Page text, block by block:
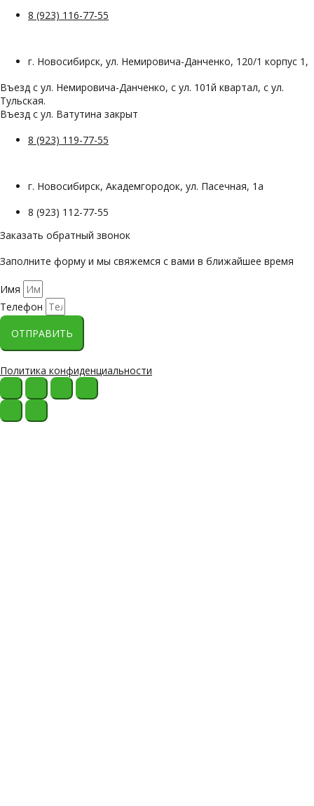
8 (923) 116-77-55
г. Новосибирск, ул. Немировича-Данченко, 120/1 корпус 1,
Въезд с ул. Немировича-Данченко, с ул. 101й квартал, с ул.
Тульская.
Въезд с ул. Ватутина закрыт
8 (923) 119-77-55
г. Новосибирск, Академгородок, ул. Пасечная, 1а
8 (923) 112-77-55
Заказать обратный звонок
Заполните форму и мы свяжемся с вами в ближайшее время
Имя
Телефон
ОТПРАВИТЬ
Политика конфиденциальности